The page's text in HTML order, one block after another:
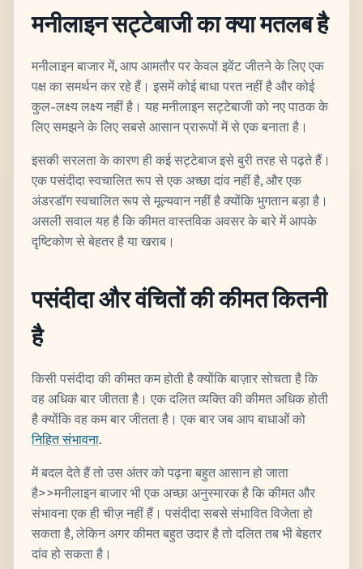
मनीलाइन सट्टेबाजी का क्या मतलब है
मनीलाइन बाजार में, आप आमतौर पर केवल इवेंट जीतने के लिए एक
पक्ष का समर्थन कर रहे हैं। इसमें कोई बाधा परत नहीं है और कोई
कुल-लक्ष्य लक्ष्य नहीं है। यह मनीलाइन सट्टेबाजी को नए पाठक के
लिए समझने के लिए सबसे आसान प्रारूपों में से एक बनाता है।
इसकी सरलता के कारण ही कई सट्टेबाज इसे बुरी तरह से पढ़ते हैं।
एक पसंदीदा स्वचालित रूप से एक अच्छा दांव नहीं है, और एक
अंडरडॉग स्वचालित रूप से मूल्यवान नहीं है क्योंकि भुगतान बड़ा है।
असली सवाल यह है कि कीमत वास्तविक अवसर के बारे में आपके
दृष्टिकोण से बेहतर है या खराब।
पसंदीदा और वंचितों की कीमत कितनी
है
किसी पसंदीदा की कीमत कम होती है क्योंकि बाज़ार सोचता है कि
वह अधिक बार जीतता है। एक दलित व्यक्ति की कीमत अधिक होती
है क्योंकि वह कम बार जीतता है। एक बार जब आप बाधाओं को
निहित संभावना.
में बदल देते हैं तो उस अंतर को पढ़ना बहुत आसान हो जाता
है>>मनीलाइन बाजार भी एक अच्छा अनुस्मारक है कि कीमत और
संभावना एक ही चीज़ नहीं हैं। पसंदीदा सबसे संभावित विजेता हो
सकता है, लेकिन अगर कीमत बहुत उदार है तो दलित तब भी बेहतर
दांव हो सकता है।